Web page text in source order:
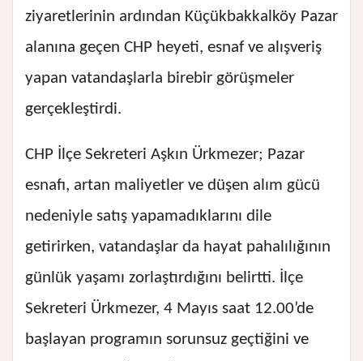
ziyaretlerinin ardından Küçükbakkalköy Pazar
alanına geçen CHP heyeti, esnaf ve alışveriş
yapan vatandaşlarla birebir görüşmeler
gerçekleştirdi.
CHP İlçe Sekreteri Aşkın Ürkmezer; Pazar
esnafı, artan maliyetler ve düşen alım gücü
nedeniyle satış yapamadıklarını dile
getirirken, vatandaşlar da hayat pahalılığının
günlük yaşamı zorlaştırdığını belirtti. İlçe
Sekreteri Ürkmezer, 4 Mayıs saat 12.00’de
başlayan programın sorunsuz geçtiğini ve